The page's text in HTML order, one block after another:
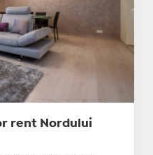
rent Nordului